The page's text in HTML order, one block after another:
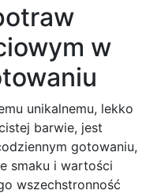
w
unikalnemu, lekko
barwie, jest
gotowaniu,
smaku i wartości
wszechstronność